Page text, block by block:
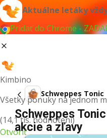
Aktuálne letáky
Pridať do Chrome -
Kimbino
Všetky ponuky na jednom
(14,1 tis. hodnotení)
Otvoriť
Schweppes Tonic
Schweppes
akcie a zľavy